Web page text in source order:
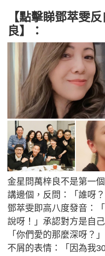
【點擊睇鄧萃雯
良】：
金星問萬梓良不是第一
講邊個，反問：「誰呀
鄧萃雯即高八度發音：
說呀！」承認對方是自
「你們愛的那麼深呀？
不屑的表情：「因為我